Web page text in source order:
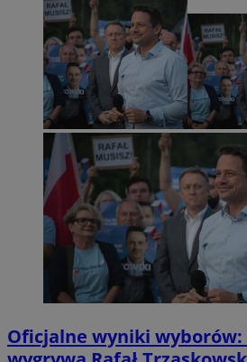
Oficjalne wyniki wyborów: